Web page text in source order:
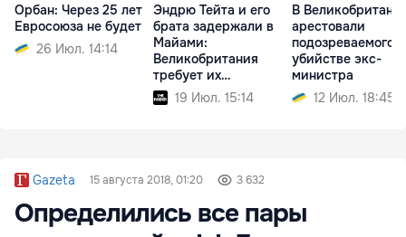
Орбан: Через 25 лет
Евросоюза не будет
26 Июл. 14:14
Эндрю Тейта и его
брата задержали в
Майами:
Великобритания
требует их
экстрадиции
19 Июл. 15:14
В
арестовали
подозреваемого в
убийстве экс-
министра
12 Июл. 18:45
Gazeta 15 августа 2018, 01:20 3 632
Определились все пары